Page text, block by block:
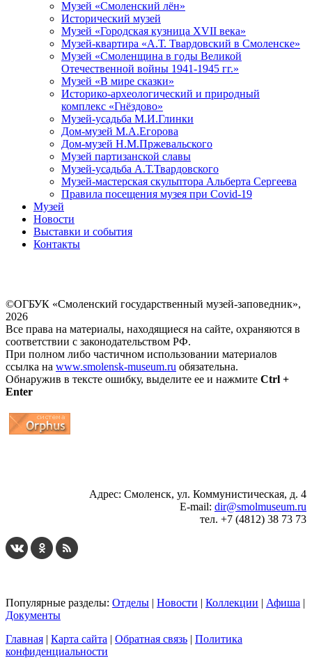
Музей «Смоленский лён»
Исторический музей
Музей «Городская кузница XVII века»
Музей-квартира «А.Т. Твардовский в Смоленске»
Музей «Смоленщина в годы Великой
Отечественной войны 1941-1945 гг.»
Музей «В мире сказки»
Историко-археологический и природный
комплекс «Гнёздово»
Музей-усадьба М.И.Глинки
Дом-музей М.А.Егорова
Дом-музей Н.М.Пржевальского
Музей партизанской славы
Музей-усадьба А.Т.Твардовского
Музей-мастерская скульптора Альберта Сергеева
Правила посещения музея при Covid-19
Музей
Новости
Выставки и события
Контакты
©ОГБУК «Смоленский государственный музей-заповедник»,
2026
Все права на материалы, находящиеся на сайте, охраняются в
соответствии с законодательством РФ.
При полном либо частичном использовании материалов
ссылка на www.smolensk-museum.ru обязательна.
Обнаружив в тексте ошибку, выделите ее и нажмите Ctrl +
Enter
Адрес: Смоленск, ул. Коммунистическая, д. 4
E-mail: dir@smolmuseum.ru
тел. +7 (4812) 38 73 73
Популярные разделы: Отделы | Новости | Коллекции | Афиша |
Документы
Главная | Карта сайта | Обратная связь | Политика
конфиденциальности